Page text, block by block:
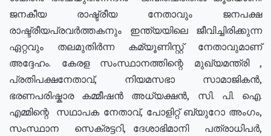
ജനകീയ രാഷ്ട്രീയ നേതാവും ജനപക്ഷ
രാഷ്ട്രീയപ്രവർത്തകനും ഇന്ത്യയിലെ ജീവിച്ചിരിക്കുന്ന
ഏറ്റവും തലമുതിർന്ന കമ്യൂണിസ്റ്റ് നേതാവുമാണ്
അദ്ദേഹം. കേരള സംസ്ഥാനത്തിന്റെ മുഖ്യമന്ത്രി ,
പ്രതിപക്ഷനേതാവ്, നിയമസഭാ സാമാജികൻ,
ഭരണപരിഷ്കാര കമ്മീഷൻ അധ്യക്ഷൻ, സി. പി. ഐ.
എമ്മിന്റെ സഥാപക നേതാവ്, പോളിറ്റ് ബ്യുറോ അംഗം,
സംസ്ഥാന സെക്രട്ടറി, ദേശാഭിമാനി പത്രാധിപർ,